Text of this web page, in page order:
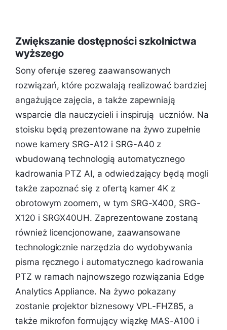
Zwiększanie dostępności szkolnictwa
wyższego
Sony oferuje szereg zaawansowanych
rozwiązań, które pozwalają realizować bardziej
angażujące zajęcia, a także zapewniają
wsparcie dla nauczycieli i inspirują ​ uczniów. Na
stoisku będą prezentowane na żywo zupełnie
nowe kamery SRG-A12 i SRG-A40 z
wbudowaną technologią automatycznego
kadrowania PTZ AI, a odwiedzający będą mogli
także zapoznać się z ofertą kamer 4K z
obrotowym zoomem, w tym SRG-X400, SRG-
X120 i SRGX40UH. Zaprezentowane zostaną
również licencjonowane, zaawansowane
technologicznie narzędzia do wydobywania
pisma ręcznego i automatycznego kadrowania
PTZ w ramach najnowszego rozwiązania Edge
Analytics Appliance. Na żywo pokazany
zostanie projektor biznesowy VPL-FHZ85, a
także mikrofon formujący wiązkę MAS-A100 i